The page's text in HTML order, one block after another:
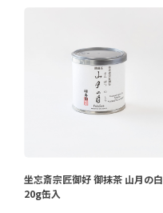
坐忘斎宗匠御好 御抹茶 山月の白
20g缶入